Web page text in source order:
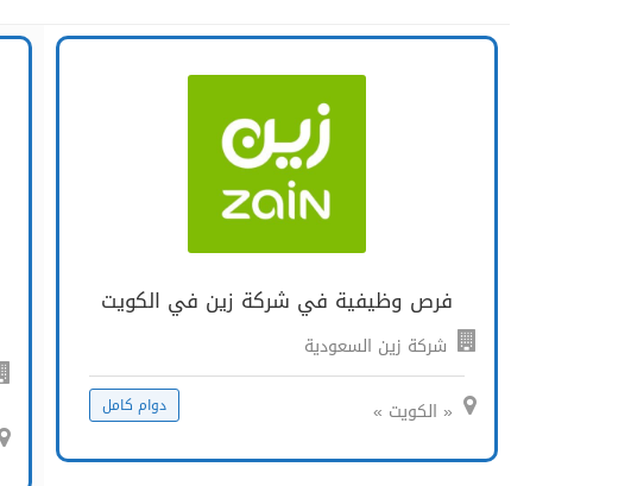
فرص وظيفية في شركة زين في الكويت
شركة زين السعودية
« الكويت » دوام كامل